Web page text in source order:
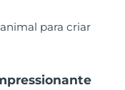
para criar